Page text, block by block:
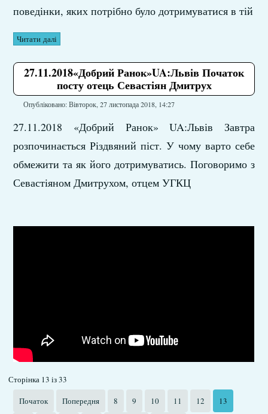
поведінки, яких потрібно було дотримуватися в тій
Читати далі
27.11.2018«Добрий Ранок»UA:Львів Початок
посту отець Севастіян Дмитрух
Опубліковано: Вівторок, 27 листопада 2018, 14:27
27.11.2018 «Добрий Ранок» UA:Львів Завтра
розпочинається Різдвяний піст. У чому варто себе
обмежити та як його дотримуватись. Поговоримо з
Севастіяном Дмитрухом, отцем УГКЦ
Сторінка 13 із 33
Початок
Попередня 8 9 10 11 12 13